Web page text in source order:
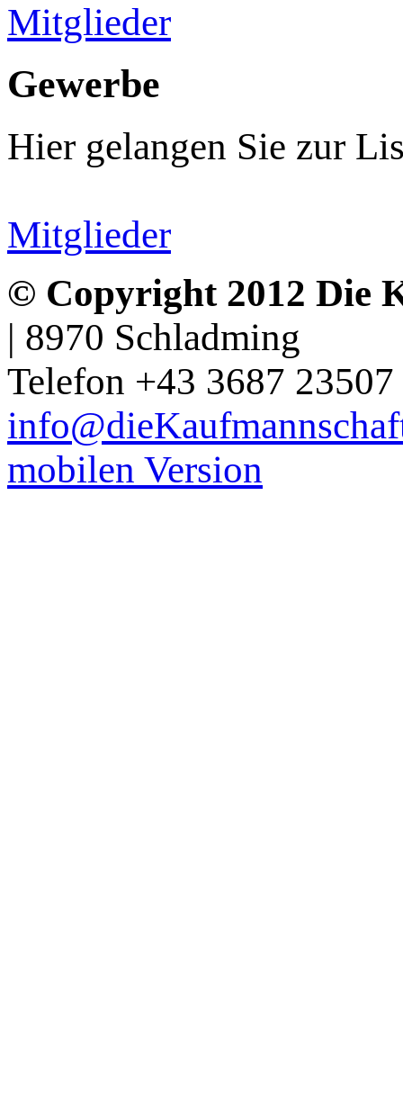
Mitglieder
Gewerbe
Hier gelangen Sie zur
Mitglieder
© Copyright 2012 Die
| 8970 Schladming
Telefon +43 3687
mobilen Version